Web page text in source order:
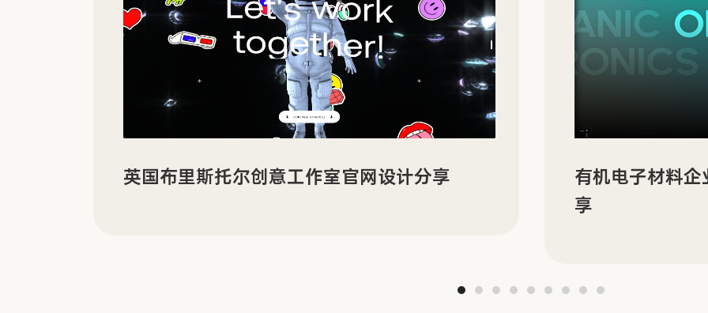
有机电子材料企业 LORDIN 的双语官网建设分
ORBYT 多场景
分享